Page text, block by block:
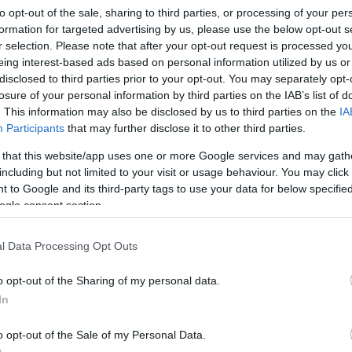
opt-out of the sale, sharing to third parties, or processing of your
for targeted advertising by us, please use the below opt-out
selection. Please note that after your opt-out request is processed
interest-based ads based on personal information utilized by us
to third parties prior to your opt-out. You may separately
of your personal information by third parties on the IAB’s list of
This information may also be disclosed by us to third parties on the
Participants that may further disclose it to other third parties.
that this website/app uses one or more Google services and may
but not limited to your visit or usage behaviour. You may
to Google and its third-party tags to use your data for below
consent section.
Data Processing Opt Outs
opt-out of the Sharing of my personal data.
opt-out of the Sale of my Personal Data.
Новшество! Мониторинг состояния защиты в режиме реального времени
В приложение встроена информационная панель, которая в режиме
состоянии защиты серверов Microsoft ISA/TMG, в т.ч. данные об обновлениях
Новшество! Сертификат VMware Ready
Приложение защищает данные, проходящие через серверы Microsoft ISA/
на виртуальных (гостевых) машинах.
требования
Требования к компьютеру, на который устанавливается
из перечисленных операционных систем:
Для использования Антивируса Касперского с Microsoft
ISA Server 2006 Standard Edition:
Microsoft Windows Server 2003 R2
Для использования Антивируса Касперского с Forefront
TMG Standard Edition:
Microsoft Windows Server x64 2008 R2
Минимальные
который
Для
Процессор с
2.5 Гб
Для
TMG
64-битный